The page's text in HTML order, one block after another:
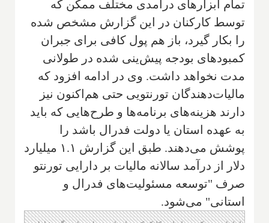
تمام ابزارهای درآمدی مختلف ممکن که
توسط کارکنان در این گزارش مشخص شده
را بکار گیرد، باز هم پول کافی برای جبران
کمبودهای بودجه پیش‌ینی شده در طولانی
مدت نخواهد داشت. وی در ادامه افزود که
مالیات‌دهندگان تورنتویی حتی هم‌اکنون نیز
دارند هزینه‌های برنامه‌ها و طرح‌هایی که باید
به عهده استان یا دولت فدرال باشد را
پوشش می‌دهند. طبق این گزارش ۱.۱ میلیارد
دلار از درآمد سالانه مالیات بر دارایی تورنتو
صرف "توسعه مسئولیت‌های فدرال و
استانی" می‌شود.